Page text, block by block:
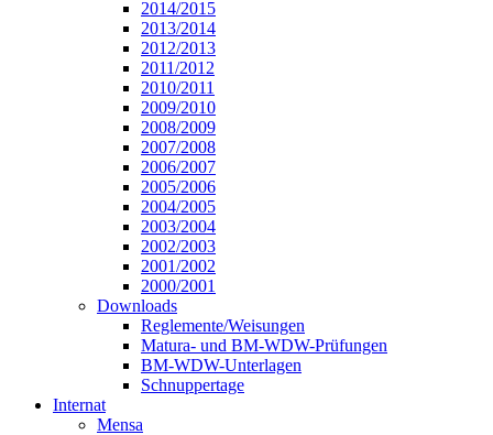
2014/2015
2013/2014
2012/2013
2011/2012
2010/2011
2009/2010
2008/2009
2007/2008
2006/2007
2005/2006
2004/2005
2003/2004
2002/2003
2001/2002
2000/2001
Downloads
Reglemente/Weisungen
Matura- und BM-WDW-Prüfungen
BM-WDW-Unterlagen
Schnuppertage
Internat
Mensa